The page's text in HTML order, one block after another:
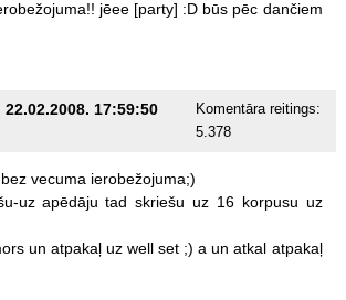
jēee [party] :D būs pēc dančiem
17:59:50
Komentāra reitings:
5.378
bez vecuma ierobežojuma;)
uz apēdāju tad skriešu uz 16 korpusu uz
un atpakaļ uz well set ;) a un atkal atpakaļ